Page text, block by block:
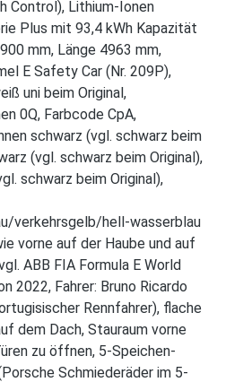
Control), Lithium-Ionen
Plus mit 93,4 kWh Kapazität
mm, Länge 4963 mm,
E Safety Car (Nr. 209P),
uni beim Original,
0Q, Farbcode CpA,
schwarz (vgl. schwarz beim
(vgl. schwarz beim Original),
schwarz beim Original),
verkehrsgelb/hell-wasserblau
vorne auf der Haube und auf
ABB FIA Formula E World
2022, Fahrer: Bruno Ricardo
Rennfahrer), flache
dem Dach, Stauraum vorne
zu öffnen, 5-Speichen-
Schmiederäder im 5-